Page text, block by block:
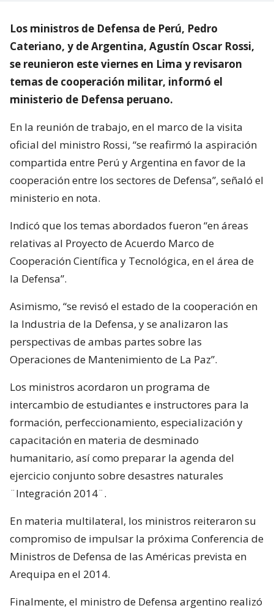
Los ministros de Defensa de Perú, Pedro
Cateriano, y de Argentina, Agustín Oscar Rossi,
se reunieron este viernes en Lima y revisaron
temas de cooperación militar, informó el
ministerio de Defensa peruano.
En la reunión de trabajo, en el marco de la visita
oficial del ministro Rossi, “se reafirmó la aspiración
compartida entre Perú y Argentina en favor de la
cooperación entre los sectores de Defensa”, señaló el
ministerio en nota.
Indicó que los temas abordados fueron “en áreas
relativas al Proyecto de Acuerdo Marco de
Cooperación Científica y Tecnológica, en el área de
la Defensa”.
Asimismo, “se revisó el estado de la cooperación en
la Industria de la Defensa, y se analizaron las
perspectivas de ambas partes sobre las
Operaciones de Mantenimiento de La Paz”.
Los ministros acordaron un programa de
intercambio de estudiantes e instructores para la
formación, perfeccionamiento, especialización y
capacitación en materia de desminado
humanitario, así como preparar la agenda del
ejercicio conjunto sobre desastres naturales
¨Integración 2014¨.
En materia multilateral, los ministros reiteraron su
compromiso de impulsar la próxima Conferencia de
Ministros de Defensa de las Américas prevista en
Arequipa en el 2014.
Finalmente, el ministro de Defensa argentino realizó